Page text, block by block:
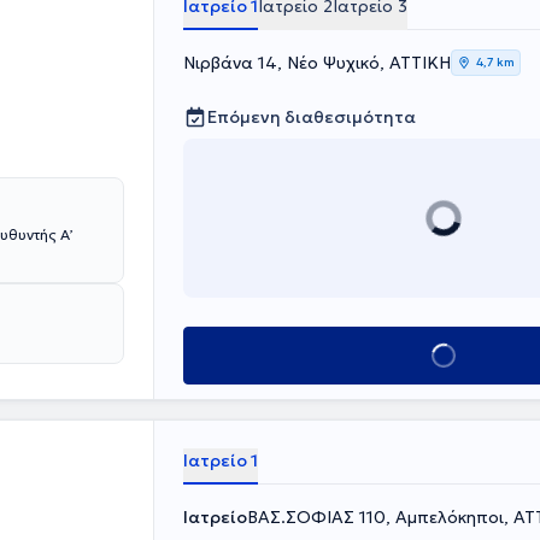
Ιατρείο 1 Ιατρείο 2 Ιατρείο 3
Νιρβάνα 14, Νέο Ψυχικό, ΑΤΤΙΚΗ 4,7 km
Επόμενη διαθεσιμότητα
Κλείσε ραντεβού
Ιατρείο 1
ΙατρείοΒΑΣ.ΣΟΦΙΑΣ 110, Αμπελόκηποι,